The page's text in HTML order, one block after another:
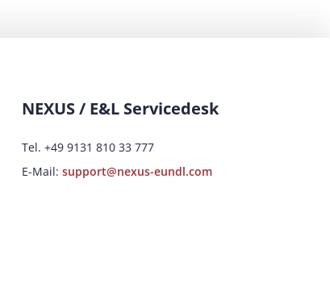
NEXUS / E&L Servicedesk
Tel. +49 9131 810 33 777
E-Mail: support@nexus-eundl.com